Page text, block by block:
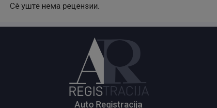
Сè уште нема рецензии.
Auto Registracija